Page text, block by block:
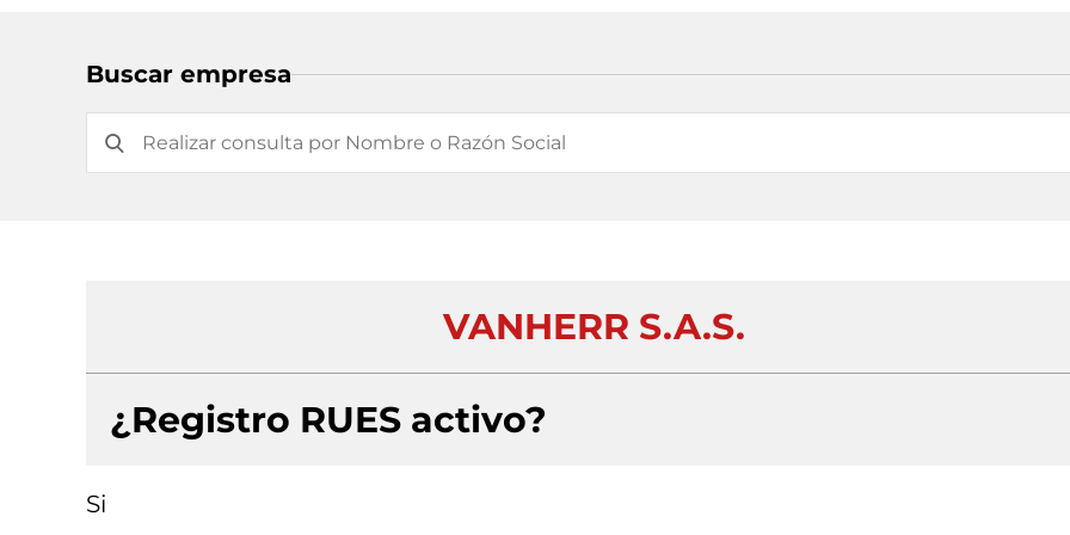
Buscar empresa
VANHERR S.A.S.
¿Registro RUES activo?
Si